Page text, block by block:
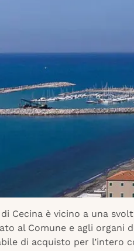
Cecina è vicino a una
al Comune e agli organi
di acquisto per l’intero